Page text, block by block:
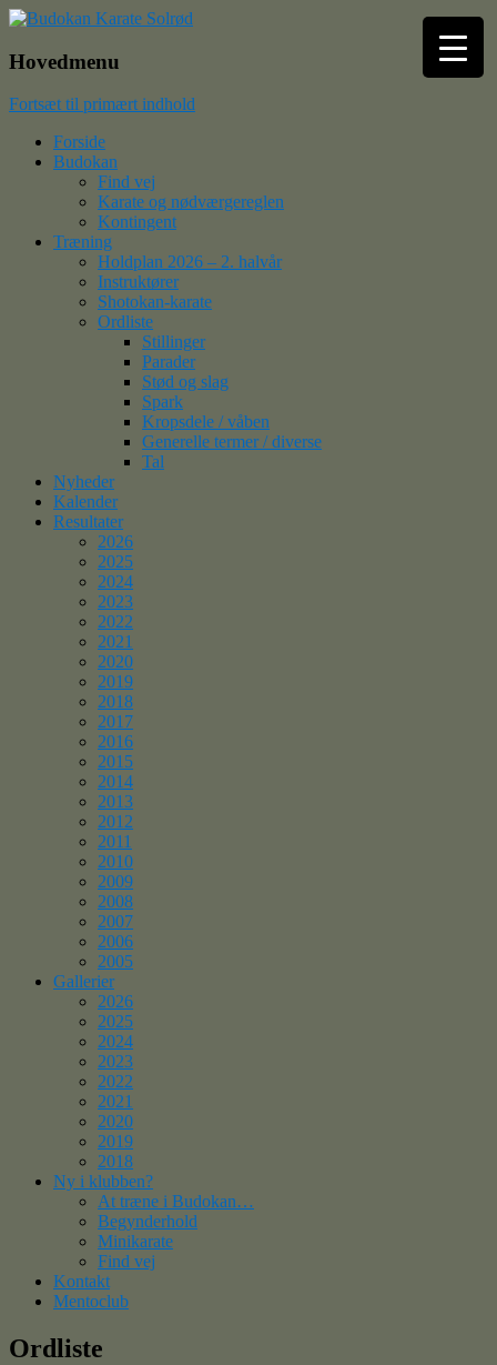
Budokan Karate Solrød
Hovedmenu
Fortsæt til primært indhold
Forside
Budokan
Find vej
Karate og nødværgereglen
Kontingent
Træning
Holdplan 2026 – 2. halvår
Instruktører
Shotokan-karate
Ordliste
Stillinger
Parader
Stød og slag
Spark
Kropsdele / våben
Generelle termer / diverse
Tal
Nyheder
Kalender
Resultater
2026
2025
2024
2023
2022
2021
2020
2019
2018
2017
2016
2015
2014
2013
2012
2011
2010
2009
2008
2007
2006
2005
Gallerier
2026
2025
2024
2023
2022
2021
2020
2019
2018
Ny i klubben?
At træne i Budokan…
Begynderhold
Minikarate
Find vej
Kontakt
Mentoclub
Ordliste